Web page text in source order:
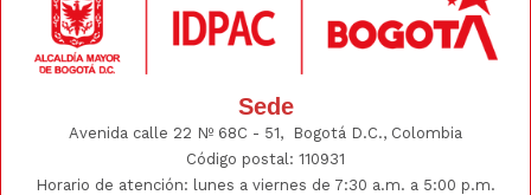
Sede
Avenida calle 22 Nº 68C - 51, Bogotá D.C., Colombia
Código postal: 110931
Horario de atención: lunes a viernes de 7:30 a.m. a 5:00 p.m.